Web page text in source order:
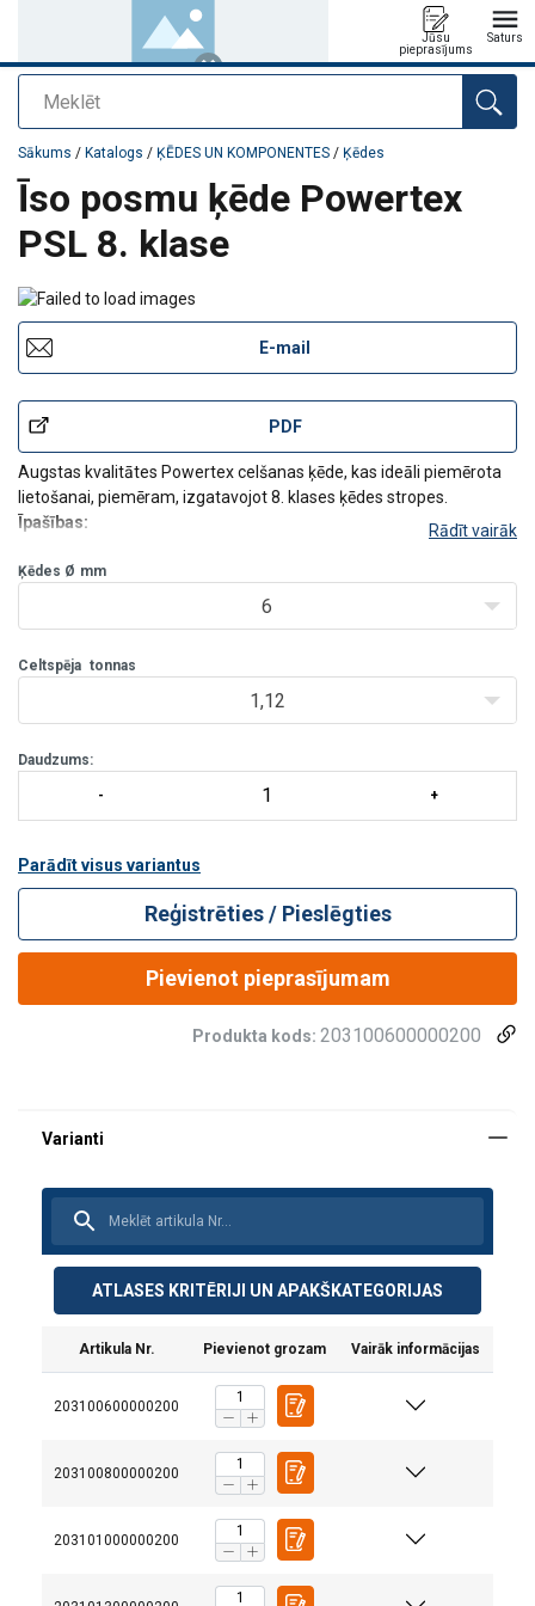
Meklēt
Jūsu
pieprasījums
Saturs
Pievienots jūsu pasūtījumam
Sākums / Katalogs / ĶĒDES UN KOMPONENTES / Ķēdes
Īso posmu ķēde Powertex
PSL 8. klase
E-mail
PDF
Augstas kvalitātes Powertex celšanas ķēde, kas ideāli piemērota
lietošanai, piemēram, izgatavojot 8. klases ķēdes stropes.
Īpašības:
2,5 x WLL rūpnīcā pirms piegādes
Droša - katra partija tiek pārbaudīta, lai atbilstu minimālajai
Rādīt vairāk
Ķēdes Ø mm
6
Celtspēja tonnas
1,12
Daudzums:
Parādīt visus variantus
Reģistrēties / Pieslēgties
Pievienot pieprasījumam
Produkta kods: 203100600000200
ATLASES KRITĒRIJI UN APAKŠKATEGORIJAS
Artikula Nr. Pievienot grozam Vairāk informācijas
203100600000200
203100800000200
203101000000200